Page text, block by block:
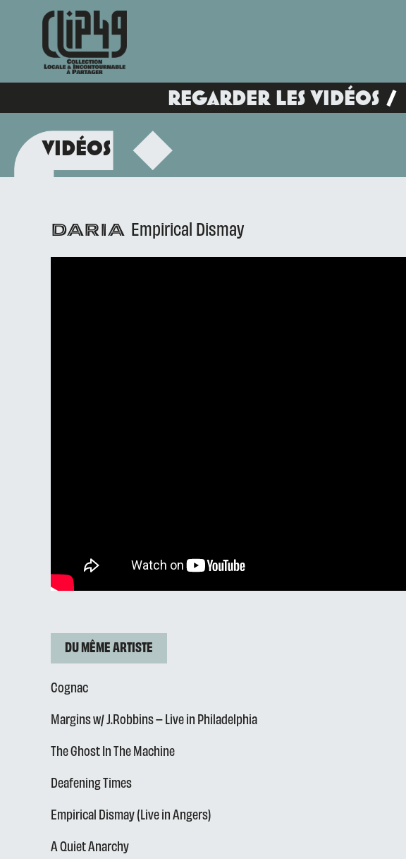
REGARDER LES VIDÉOS
VIDÉOS
DARIA Empirical Dismay
DU MÊME ARTISTE
Cognac
Margins w/ J.Robbins – Live in Philadelphia
The Ghost In The Machine
Deafening Times
Empirical Dismay (Live in Angers)
A Quiet Anarchy